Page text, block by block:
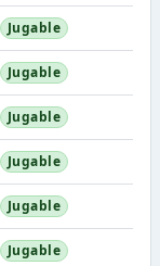
Jugable
Jugable
Jugable
Jugable
Jugable
Jugable